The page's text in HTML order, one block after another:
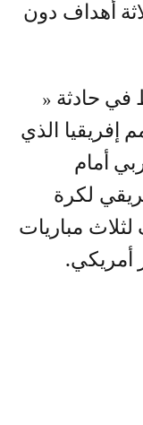
أهداف دون
في حادثة «
إفريقيا الذي
أمام
لكرة
مباريات